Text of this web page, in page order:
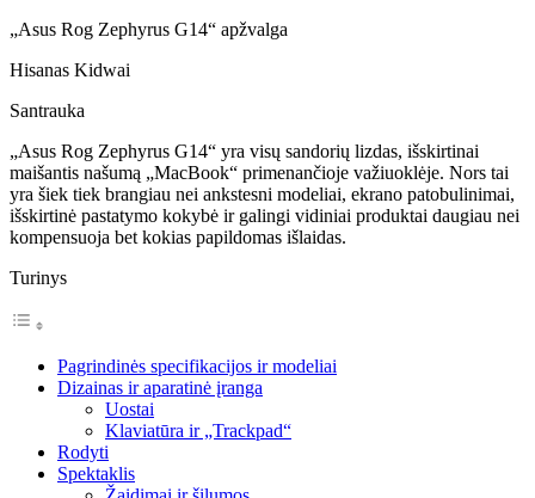
„Asus Rog Zephyrus G14“ apžvalga
Hisanas Kidwai
Santrauka
„Asus Rog Zephyrus G14“ yra visų sandorių lizdas, išskirtinai
maišantis našumą „MacBook“ primenančioje važiuoklėje. Nors tai
yra šiek tiek brangiau nei ankstesni modeliai, ekrano patobulinimai,
išskirtinė pastatymo kokybė ir galingi vidiniai produktai daugiau nei
kompensuoja bet kokias papildomas išlaidas.
Turinys
Pagrindinės specifikacijos ir modeliai
Dizainas ir aparatinė įranga
Uostai
Klaviatūra ir „Trackpad“
Rodyti
Spektaklis